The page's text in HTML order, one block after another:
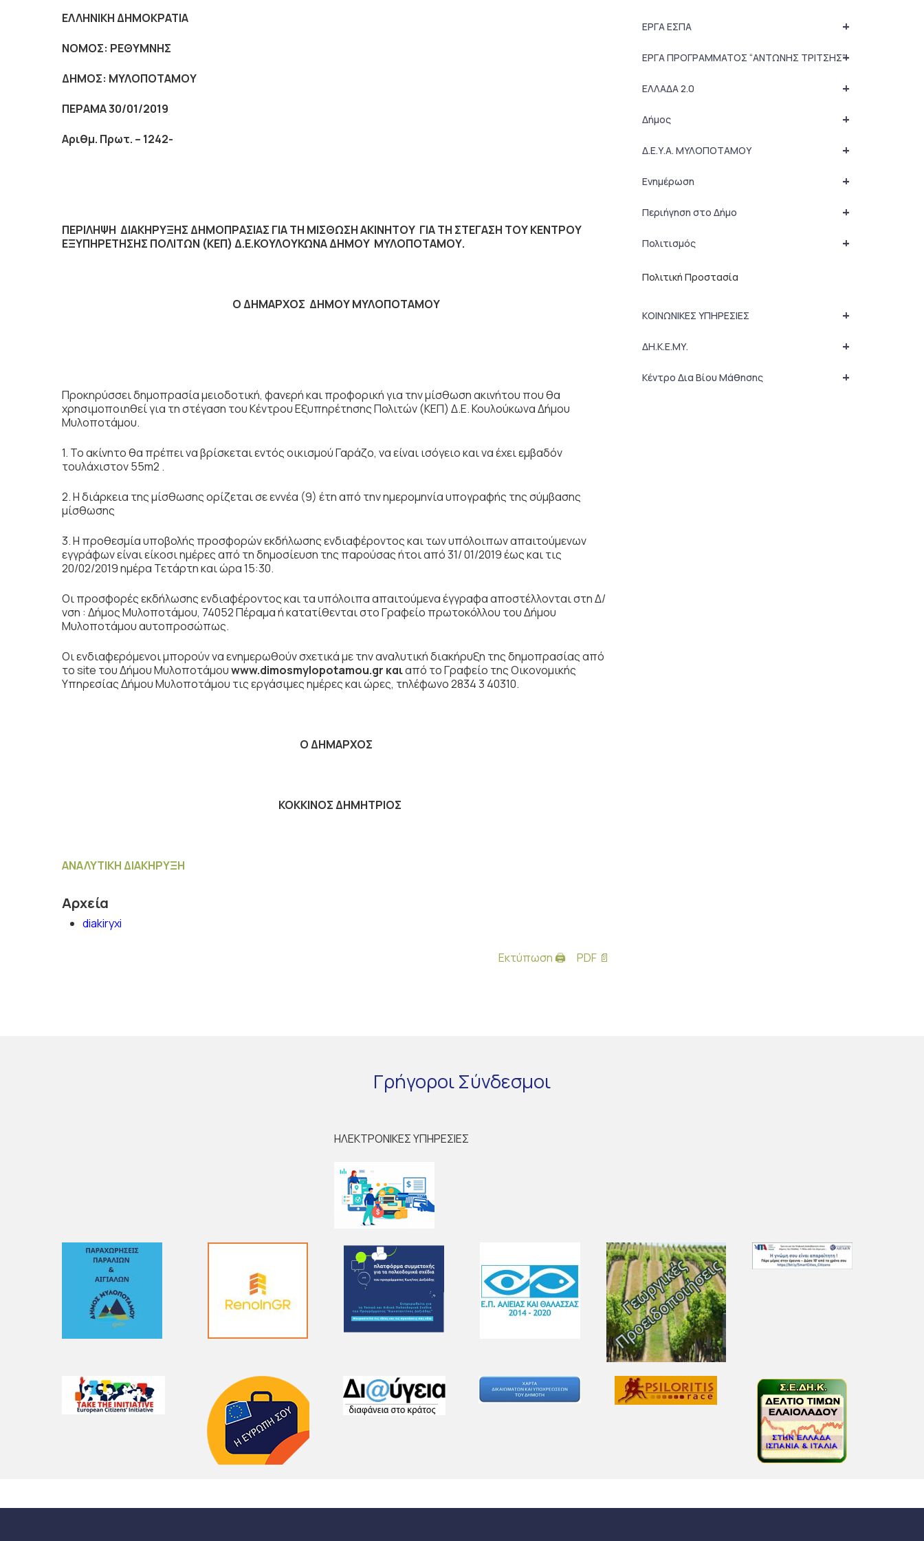
ΕΛΛΗΝΙΚΗ ΔΗΜΟΚΡΑΤΙΑ
ΝΟΜΟΣ: ΡΕΘΥΜΝΗΣ
ΔΗΜΟΣ: ΜΥΛΟΠΟΤΑΜΟΥ
ΠΕΡΑΜΑ 30/01/2019
Αριθμ. Πρωτ. – 1242-
ΠΕΡΙΛΗΨΗ ΔΙΑΚΗΡΥΞΗΣ ΔΗΜΟΠΡΑΣΙΑΣ ΓΙΑ ΤΗ ΜΙΣΘΩΣΗ ΑΚΙΝΗΤΟΥ ΓΙΑ ΤΗ ΣΤΕΓΑΣΗ ΤΟΥ ΚΕΝΤΡΟΥ
ΕΞΥΠΗΡΕΤΗΣΗΣ ΠΟΛΙΤΩΝ (ΚΕΠ) Δ.Ε.ΚΟΥΛΟΥΚΩΝΑ ΔΗΜΟΥ ΜΥΛΟΠΟΤΑΜΟΥ.
Ο ΔΗΜΑΡΧΟΣ ΔΗΜΟΥ ΜΥΛΟΠΟΤΑΜΟΥ
Προκηρύσσει δημοπρασία μειοδοτική, φανερή και προφορική για την μίσθωση ακινήτου που θα
χρησιμοποιηθεί για τη στέγαση του Κέντρου Εξυπηρέτησης Πολιτών (ΚΕΠ) Δ.Ε. Κουλούκωνα Δήμου
Μυλοποτάμου.
1. Το ακίνητο θα πρέπει να βρίσκεται εντός οικισμού Γαράζο, να είναι ισόγειο και να έχει εμβαδόν
τουλάχιστον 55m2 .
2. Η διάρκεια της μίσθωσης ορίζεται σε εννέα (9) έτη από την ημερομηνία υπογραφής της σύμβασης
μίσθωσης
3. Η προθεσμία υποβολής προσφορών εκδήλωσης ενδιαφέροντος και των υπόλοιπων απαιτούμενων
εγγράφων είναι είκοσι ημέρες από τη δημοσίευση της παρούσας ήτοι από 31/ 01/2019 έως και τις
20/02/2019 ημέρα Τετάρτη και ώρα 15:30.
Οι προσφορές εκδήλωσης ενδιαφέροντος και τα υπόλοιπα απαιτούμενα έγγραφα αποστέλλονται στη Δ/
νση : Δήμος Μυλοποτάμου, 74052 Πέραμα ή κατατίθενται στο Γραφείο πρωτοκόλλου του Δήμου
Μυλοποτάμου αυτοπροσώπως.
Οι ενδιαφερόμενοι μπορούν να ενημερωθούν σχετικά με την αναλυτική διακήρυξη της δημοπρασίας από
το site του Δήμου Μυλοποτάμουwww.dimosmylopotamou.gr καιαπό το Γραφείο της Οικονομικής
Υπηρεσίας Δήμου Μυλοποτάμου τις εργάσιμες ημέρες και ώρες, τηλέφωνο 2834 3 40310.
Ο ΔΗΜΑΡΧΟΣ
ΚΟΚΚΙΝΟΣ ΔΗΜΗΤΡΙΟΣ
ΑΝΑΛΥΤΙΚΗ ΔΙΑΚΗΡΥΞΗ
Αρχεία
diakiryxi
Εκτύπωση 🖨 PDF 📄
+
ΕΡΓΑ ΕΣΠΑ
+
ΕΡΓΑ ΠΡΟΓΡΑΜΜΑΤΟΣ “ΑΝΤΩΝΗΣ ΤΡΙΤΣΗΣ”
+
ΕΛΛΑΔΑ 2.0
+
Δήμος
+
Δ.Ε.Υ.Α. ΜΥΛΟΠΟΤΑΜΟΥ
+
Ενημέρωση
+
Περιήγηση στο Δήμο
+
Πολιτισμός
Πολιτική Προστασία
+
ΚΟΙΝΩΝΙΚΕΣ ΥΠΗΡΕΣΙΕΣ
+
ΔΗ.Κ.Ε.ΜΥ.
+
Κέντρο Δια Βίου Μάθησης
ΓρήγοροιΣύνδεσμοι
ΗΛΕΚΤΡΟΝΙΚΕΣ ΥΠΗΡΕΣΙΕΣ